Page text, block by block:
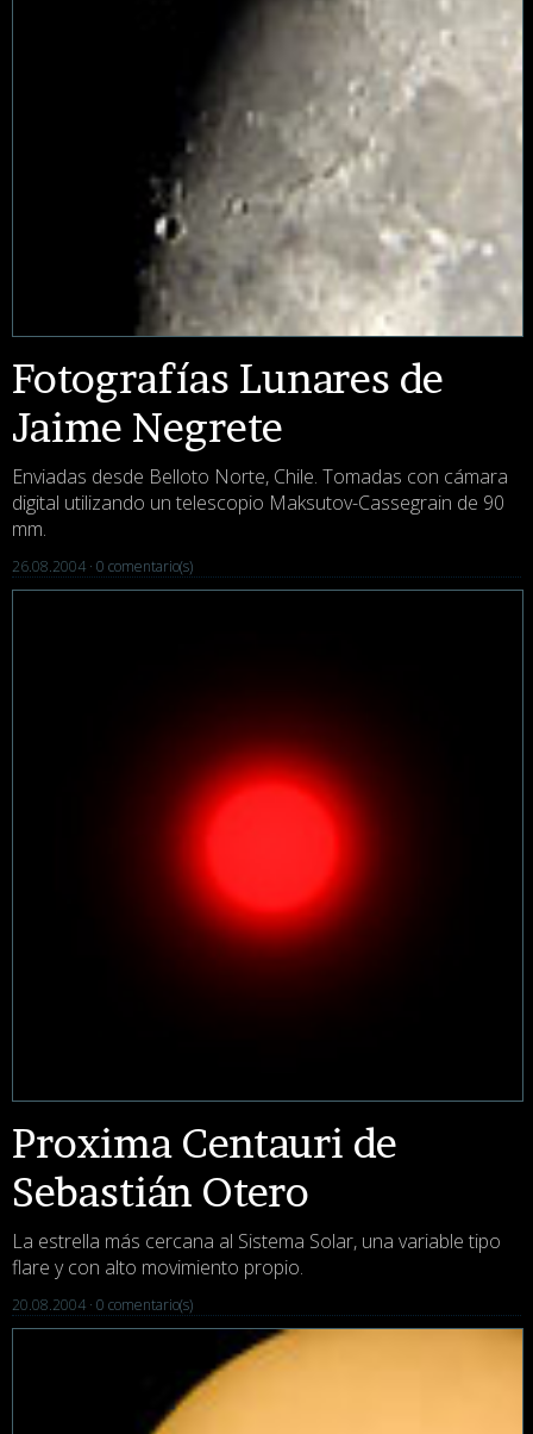
Fotografías Lunares de
Jaime Negrete
Enviadas desde Belloto Norte, Chile. Tomadas con cámara
digital utilizando un telescopio Maksutov-Cassegrain de 90
mm.
26.08.2004 · 0 comentario(s)
Proxima Centauri de
Sebastián Otero
La estrella más cercana al Sistema Solar, una variable tipo
flare y con alto movimiento propio.
20.08.2004 · 0 comentario(s)